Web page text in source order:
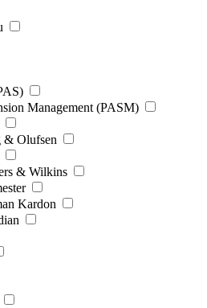
Management (PASM)
& Olufsen
& Wilkins
Kardon